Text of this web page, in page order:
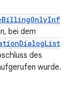
bei dem
des
wurde.